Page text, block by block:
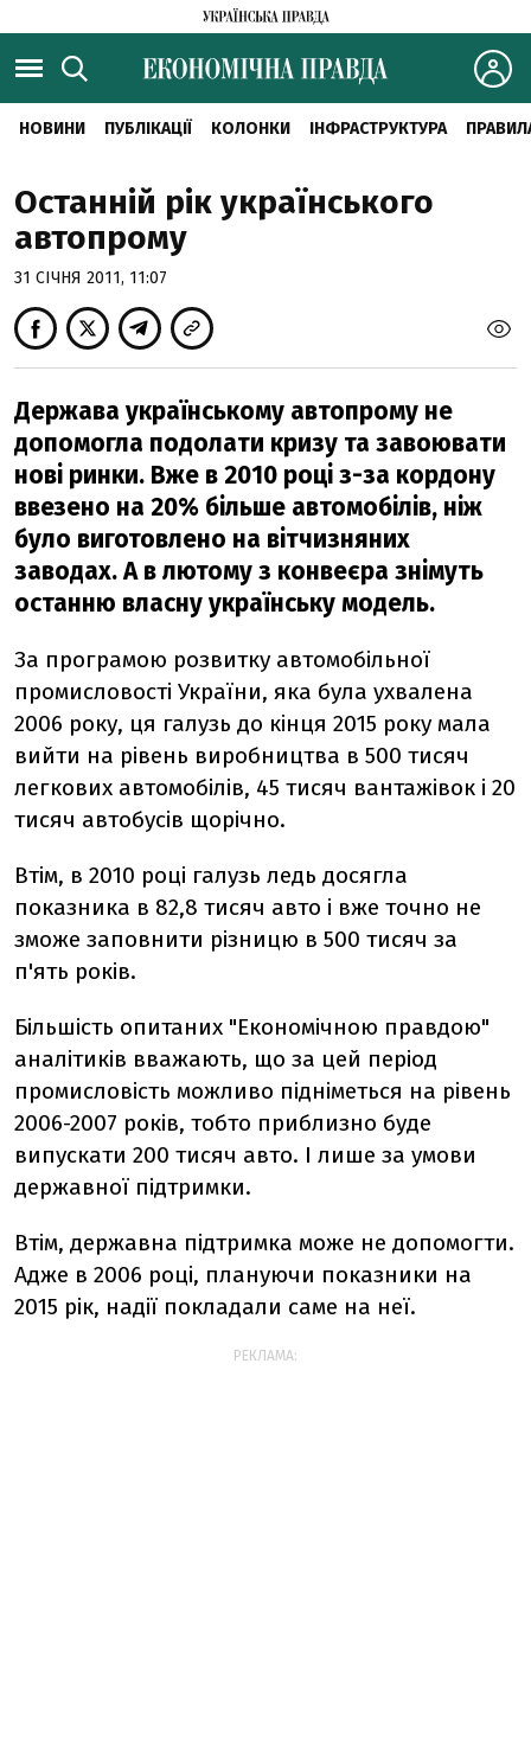
НОВИНИ ПУБЛІКАЦІЇ КОЛОНКИ ІНФРАСТРУКТУРА
Останній рік українського
автопрому
31 СІЧНЯ 2011, 11:07
Держава українському автопрому не
допомогла подолати кризу та завоювати
нові ринки. Вже в 2010 році з-за кордону
ввезено на 20% більше автомобілів, ніж
було виготовлено на вітчизняних
заводах. А в лютому з конвеєра знімуть
останню власну українську модель.
За програмою розвитку автомобільної
промисловості України, яка була ухвалена
2006 року, ця галузь до кінця 2015 року мала
вийти на рівень виробництва в 500 тисяч
легкових автомобілів, 45 тисяч вантажівок і 20
тисяч автобусів щорічно.
Втім, в 2010 році галузь ледь досягла
показника в 82,8 тисяч авто і вже точно не
зможе заповнити різницю в 500 тисяч за
п'ять років.
Більшість опитаних "Економічною правдою"
аналітиків вважають, що за цей період
промисловість можливо підніметься на рівень
2006-2007 років, тобто приблизно буде
випускати 200 тисяч авто. І лише за умови
державної підтримки.
Втім, державна підтримка може не допомогти.
Адже в 2006 році, плануючи показники на
2015 рік, надії покладали саме на неї.
РЕКЛАМА: